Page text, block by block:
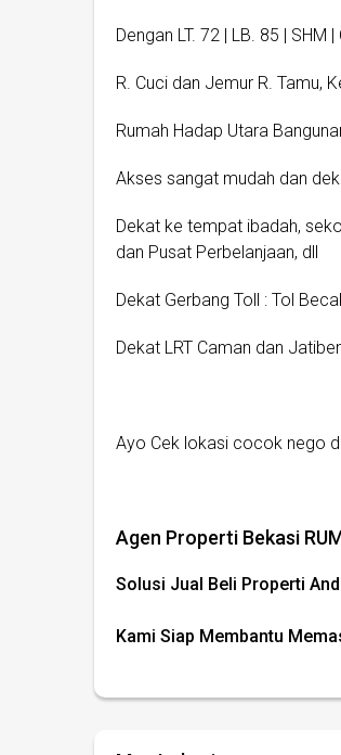
Dengan LT. 72 | LB. 85 | SHM
R. Cuci dan Jemur R. Tamu,
Rumah Hadap Utara
Akses sangat mudah dan
Dekat ke tempat ibadah,
dan Pusat Perbelanjaan, dll
Dekat Gerbang Toll : Tol
Dekat LRT Caman dan
Ayo Cek lokasi cocok nego
Agen Properti Bekasi
Solusi Jual Beli Properti
Kami Siap Membantu